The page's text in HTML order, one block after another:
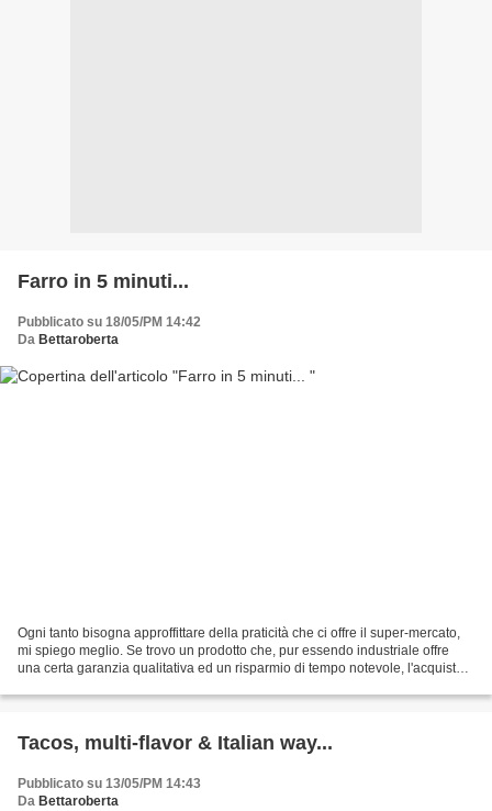
Farro in 5 minuti...
Pubblicato su 18/05/PM 14:42
Da Bettaroberta
Ogni tanto bisogna approffittare della praticità che ci offre il super-mercato,
mi spiego meglio. Se trovo un prodotto che, pur essendo industriale offre
una certa garanzia qualitativa ed un risparmio di tempo notevole, l'acquisto a
Tacos, multi-flavor & Italian way...
Pubblicato su 13/05/PM 14:43
Da Bettaroberta